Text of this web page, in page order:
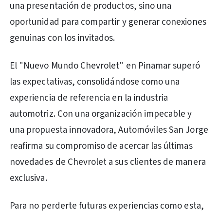
una presentación de productos, sino una
oportunidad para compartir y generar conexiones
genuinas con los invitados.
El "Nuevo Mundo Chevrolet" en Pinamar superó
las expectativas, consolidándose como una
experiencia de referencia en la industria
automotriz. Con una organización impecable y
una propuesta innovadora, Automóviles San Jorge
reafirma su compromiso de acercar las últimas
novedades de Chevrolet a sus clientes de manera
exclusiva.
Para no perderte futuras experiencias como esta,